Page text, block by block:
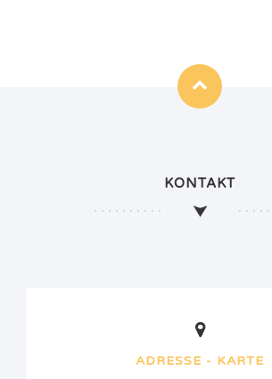
KONTAKT
ADRESSE - KARTE